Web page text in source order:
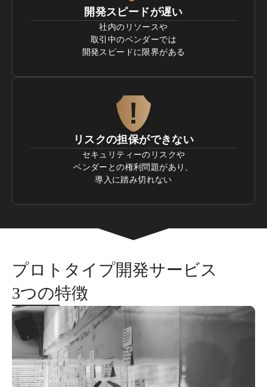
開発スピードが遅い
社内のリソースや
取引中のベンダーでは
開発スピードに限界がある
リスクの担保ができない
セキュリティーのリスクや
ベンダーとの権利問題があり、
導入に踏み切れない
プロトタイプ開発サービス
3つの特徴